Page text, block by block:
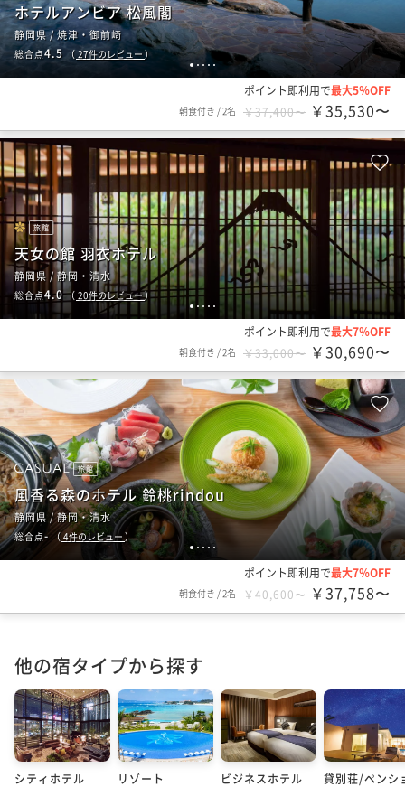
1 2 3 4 5
ホテルアンビア 松風閣
静岡県 / 焼津・御前崎
総合点4.5 （ 27件のレビュー ）
ポイント即利用で最大5％OFF
朝食付き /2名 ￥37,400〜 ￥35,530〜
1 2 3 4 5
旅館
天女の館 羽衣ホテル
静岡県 / 静岡・清水
総合点4.0（ 20件のレビュー）
ポイント即利用で最大7％OFF
朝食付き /2名 ￥33,000〜 ￥30,690〜
1 2 3 45
旅館
風香る森のホテル 鈴桃rindou
静岡県 / 静岡・清水
総合点-（ 4件のレビュー）
ポイント即利用で最大7％OFF
朝食付き /2名 ￥40,600〜 ￥37,758〜
他の宿タイプから探す
シティホテル リゾート ビジネスホテル
貸別荘/ペンシ